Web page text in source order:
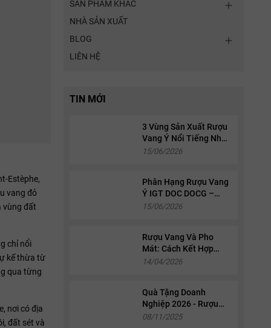
Estèphe,
vang đỏ
vùng đất
chỉ nổi
kế thừa từ
qua từng
nơi có địa
đất sét và
SẢN PHẨM KHÁC
NHÀ SẢN XUẤT
BLOG
LIÊN HỆ
TIN MỚI
3 Vùng Sản Xuất Rượu
Vang Ý Nổi Tiếng Nhất:
Piedmont, Tuscany Và
15/06/2026
Phân Hạng Rượu Vang
Ý IGT DOC DOCG –
Cách Đọc Nhãn Chai
15/06/2026
Rượu Vang Và Pho
Mát: Cách Kết Hợp
Chuẩn Sành Điệu 2026
14/04/2026
Quà Tặng Doanh
Nghiệp 2026 - Rượu
Vang & Whisky Cao
08/11/2025